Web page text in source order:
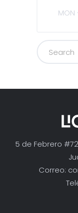
MON
5 de Febrero
Correo: